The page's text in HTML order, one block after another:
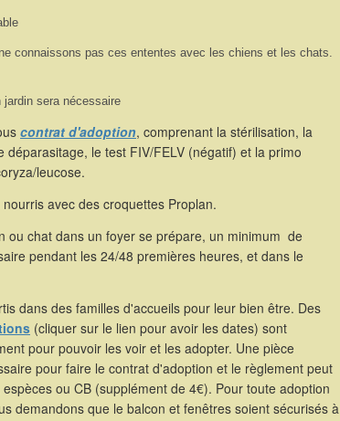
connaissons pas ces ententes avec les chiens et les chats.
jardin sera nécessaire
contrat d'adoption, comprenant la stérilisation, la
déparasitage, le test FIV/FELV (négatif) et la primo
leucose.
avec des croquettes Proplan.
ou chat dans un foyer se prépare, un minimum de
pendant les 24/48 premières heures, et dans le
dans des familles d'accueils pour leur bien être. Des
(cliquer sur le lien pour avoir les dates) sont
pour pouvoir les voir et les adopter. Une pièce
pour faire le contrat d'adoption et le règlement peut
ou CB (supplément de 4€). Pour toute adoption
demandons que le balcon et fenêtres soient sécurisés à